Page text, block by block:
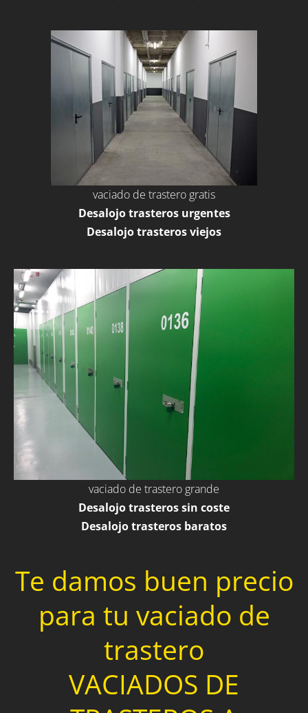
vaciado de trastero gratis
Desalojo trasteros urgentes
Desalojo trasteros viejos
vaciado de trastero grande
Desalojo trasteros sin coste
Desalojo trasteros baratos
Te damos buen precio
para tu vaciado de
trastero
VACIADOS DE